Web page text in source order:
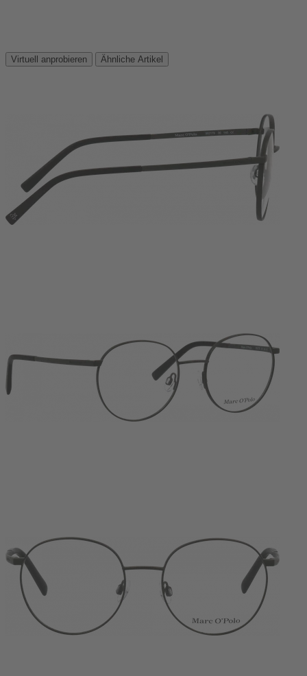
Virtuell anprobieren Ähnliche Artikel